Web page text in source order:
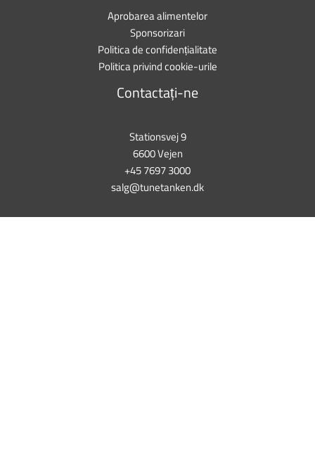
Aprobarea alimentelor
Sponsorizari
Politica de confidențialitate
Politica privind cookie-urile
Contactați-ne
Stationsvej 9
6600 Vejen
+45 7697 3000
salg@tunetanken.dk